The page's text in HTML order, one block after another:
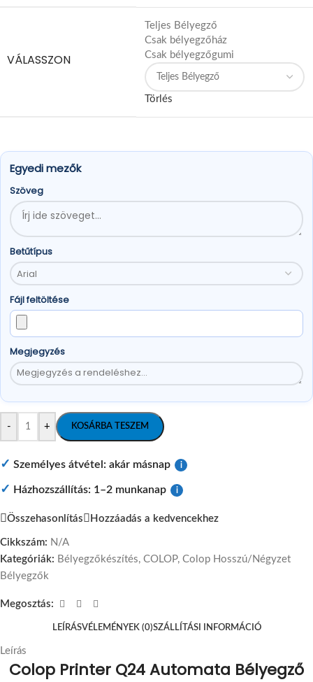
VÁLASSZON
Teljes Bélyegző
Csak bélyegzőház
Csak bélyegzőgumi
Törlés
Egyedi mezők
Szöveg
Betűtípus
Fájl feltöltése
Megjegyzés
- + KOSÁRBA TESZEM
✓ Személyes átvétel: akár másnap i
✓ Házhozszállítás: 1–2 munkanap i
Összehasonlítás Hozzáadás a kedvencekhez
Cikkszám: N/A
Kategóriák: Bélyegzőkészítés, COLOP, Colop Hosszú/Négyzet
Bélyegzők
Megosztás:
LEÍRÁSVÉLEMÉNYEK (0)SZÁLLÍTÁSI INFORMÁCIÓ
Leírás
Colop Printer Q24 Automata Bélyegző